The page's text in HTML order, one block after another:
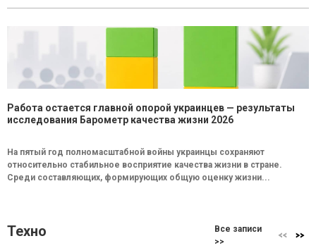
Работа остается главной опорой украинцев — результаты
исследования Барометр качества жизни 2026
На пятый год полномасштабной войны украинцы сохраняют
относительно стабильное восприятие качества жизни в стране.
Среди составляющих, формирующих общую оценку жизни...
Техно
Все записи
>>